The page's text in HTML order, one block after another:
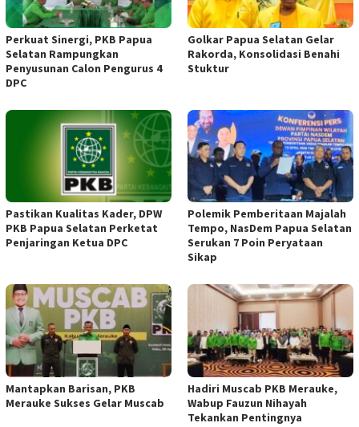
Perkuat Sinergi, PKB Papua
Selatan Rampungkan
Penyusunan Calon Pengurus 4
DPC
Golkar Papua Selatan Gelar
Rakorda, Konsolidasi Benahi
Stuktur
Pastikan Kualitas Kader, DPW
PKB Papua Selatan Perketat
Penjaringan Ketua DPC
Polemik Pemberitaan Majalah
Tempo, NasDem Papua Selatan
Serukan 7 Poin Peryataan
Sikap
Mantapkan Barisan, PKB
Merauke Sukses Gelar Muscab
Hadiri Muscab PKB Merauke,
Wabup Fauzun Nihayah
Tekankan Pentingnya